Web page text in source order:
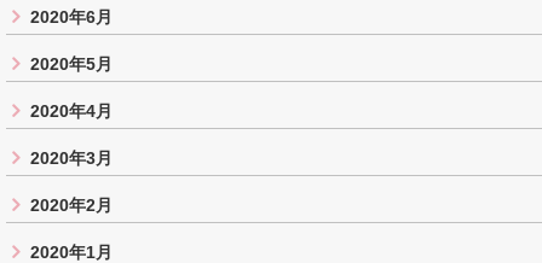
2020年6月
2020年5月
2020年4月
2020年3月
2020年2月
2020年1月